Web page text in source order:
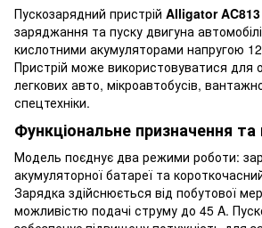
Пускозарядний пристрій Alligator AC813
заряджання та пуску двигуна
кислотними акумуляторами напругою
Пристрій може використовуватися для
легкових авто, мікроавтобусів,
спецтехніки.
Функціональне призначення
Модель поєднує два режими роботи:
акумуляторної батареї та
Зарядка здійснюється від побутової
можливістю подачі струму до 45 A.